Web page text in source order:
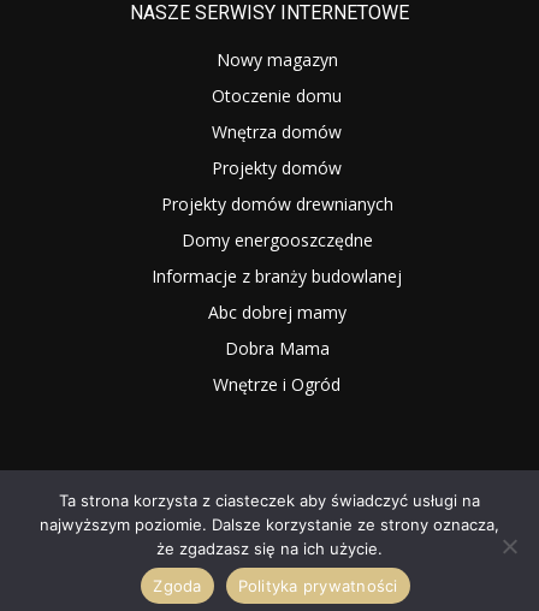
NASZE SERWISY INTERNETOWE
Nowy magazyn
Otoczenie domu
Wnętrza domów
Projekty domów
Projekty domów drewnianych
Domy energooszczędne
Informacje z branży budowlanej
Abc dobrej mamy
Dobra Mama
Wnętrze i Ogród
2025 NOWYMAGAZYN.PL
O NAS Współpraca Redakcja Kontakt
Ta strona korzysta z ciasteczek aby świadczyć usługi na
najwyższym poziomie. Dalsze korzystanie ze strony oznacza,
że zgadzasz się na ich użycie.
Zgoda
Polityka prywatności